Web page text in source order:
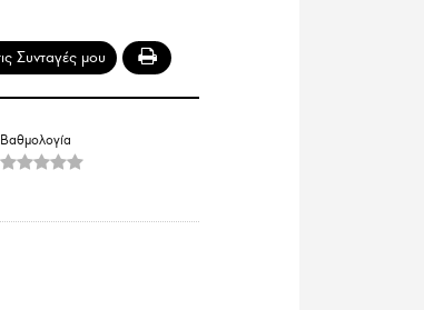
Βαθμολογία